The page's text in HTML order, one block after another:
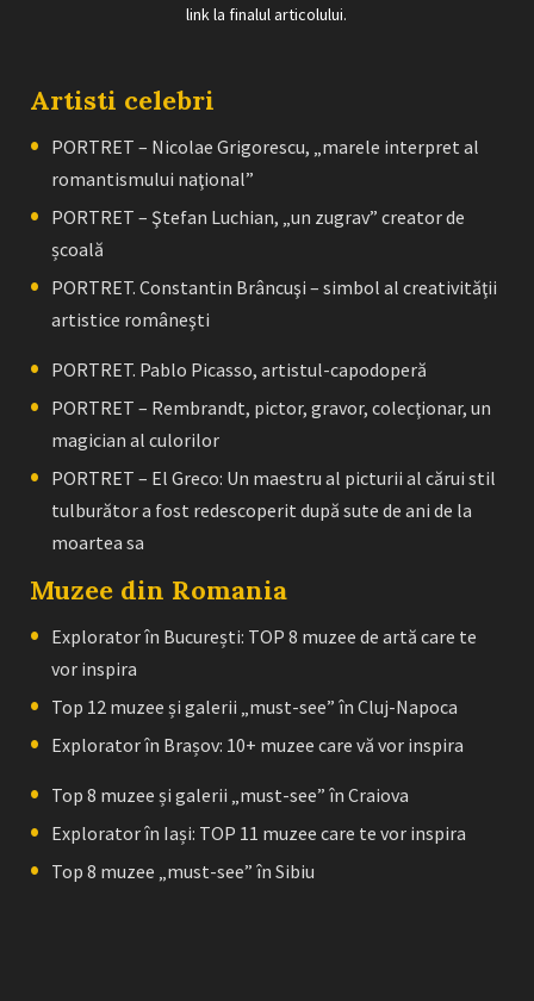
link la finalul articolului.
Artisti celebri
PORTRET – Nicolae Grigorescu, „marele interpret al
romantismului naţional”
PORTRET – Ştefan Luchian, „un zugrav” creator de
școală
PORTRET. Constantin Brâncuşi – simbol al creativităţii
artistice româneşti
PORTRET. Pablo Picasso, artistul-capodoperă
PORTRET – Rembrandt, pictor, gravor, colecţionar, un
magician al culorilor
PORTRET – El Greco: Un maestru al picturii al cărui stil
tulburător a fost redescoperit după sute de ani de la
moartea sa
Muzee din Romania
Explorator în București: TOP 8 muzee de artă care te
vor inspira
Top 12 muzee și galerii „must-see” în Cluj-Napoca
Explorator în Brașov: 10+ muzee care vă vor inspira
Top 8 muzee și galerii „must-see” în Craiova
Explorator în Iași: TOP 11 muzee care te vor inspira
Top 8 muzee „must-see” în Sibiu